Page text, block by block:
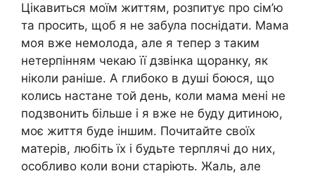
Цікавиться моїм життям, розпитує про сім’ю
та просить, щоб я не забула поснідати. Мама
моя вже немолода, але я тепер з таким
нетерпінням чекаю її дзвінка щоранку, як
ніколи раніше. А глибоко в душі боюся, що
колись настане той день, коли мама мені не
подзвонить більше і я вже не буду дитиною,
моє життя буде іншим. Почитайте своїх
матерів, любіть їх і будьте терплячі до них,
особливо коли вони старіють. Жаль, але